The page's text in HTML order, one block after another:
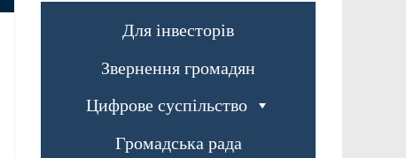
Для інвесторів
Звернення громадян
Цифрове суспільство
Громадська рада